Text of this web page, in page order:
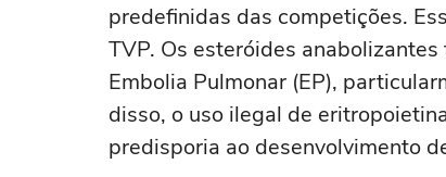
predefinidas das competições.
TVP. Os esteróides
Embolia Pulmonar (EP),
disso, o uso ilegal de
predisporia ao desenvolvimento